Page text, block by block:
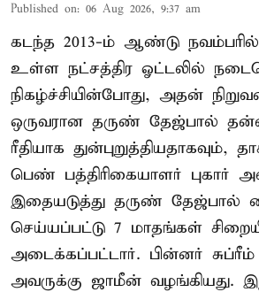
Published on: 06 Aug 2026, 9:37 am
கடந்த 2013-ம் ஆண்டு
உள்ள நட்சத்திர ஓட்டலில்
நிகழ்ச்சியின்போது, அதன்
ஒருவரான தருண் தேஜ்பால்
ரீதியாக துன்புறுத்தியதாகவும்,
பெண் பத்திரிகையாளர் புகார்
இதையடுத்து தருண் தேஜ்பால்
செய்யப்பட்டு 7 மாதங்கள்
அடைக்கப்பட்டார். பின்னர்
அவருக்கு ஜாமீன் வழங்கியது.